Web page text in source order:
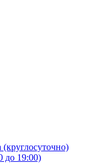
до 19:00)